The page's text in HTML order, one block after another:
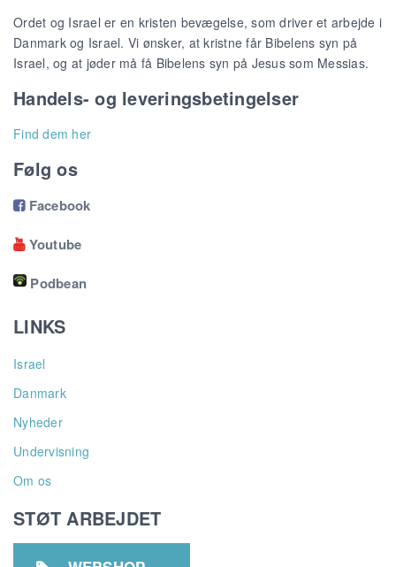
Ordet og Israel er en kristen bevægelse, som driver et arbejde i
Danmark og Israel. Vi ønsker, at kristne får Bibelens syn på
Israel, og at jøder må få Bibelens syn på Jesus som Messias.
Handels- og leveringsbetingelser
Find dem her
Følg os
Facebook
Youtube
Podbean
LINKS
Israel
Danmark
Nyheder
Undervisning
Om os
STØT ARBEJDET